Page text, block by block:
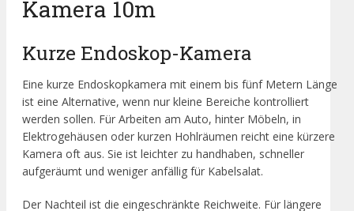
Kamera 10m
Kurze Endoskop-Kamera
Eine kurze Endoskopkamera mit einem bis fünf Metern Länge
ist eine Alternative, wenn nur kleine Bereiche kontrolliert
werden sollen. Für Arbeiten am Auto, hinter Möbeln, in
Elektrogehäusen oder kurzen Hohlräumen reicht eine kürzere
Kamera oft aus. Sie ist leichter zu handhaben, schneller
aufgeräumt und weniger anfällig für Kabelsalat.
Der Nachteil ist die eingeschränkte Reichweite. Für längere